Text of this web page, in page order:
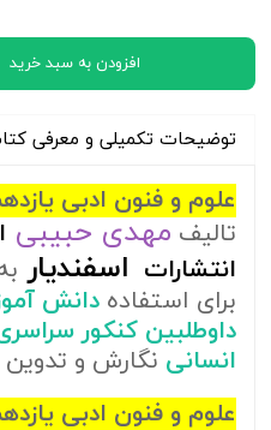
افزودن به سبد خرید
توضیحات تکمیلی و معرفی
علوم و فنون ادبی
تالیف مهدی حبیبی
انتشارات اسفندیار
برای استفاده دانش
داوطلبین کنکور
انسانی نگارش و
علوم و فنون ادبی